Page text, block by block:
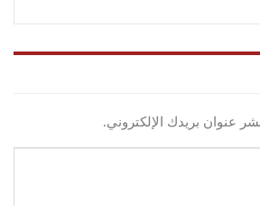
عنوان بريدك الإلكتروني.